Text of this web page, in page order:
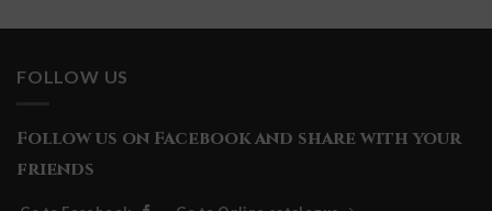
FOLLOW US
Follow us on Facebook and share with your
friends